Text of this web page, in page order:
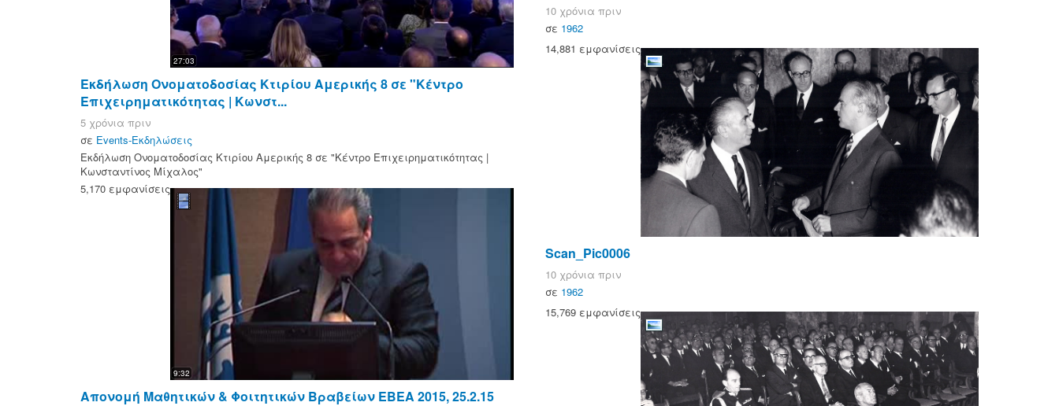
27:03
Eκδήλωση Ονοματοδοσίας Κτιρίου Αμερικής 8 σε "Κέντρο
Επιχειρηματικότητας | Κωνστ...
5 χρόνια πριν
σε Events-Εκδηλώσεις
Eκδήλωση Ονοματοδοσίας Κτιρίου Αμερικής 8 σε "Κέντρο Επιχειρηματικότητας |
Κωνσταντίνος Μίχαλος"
5,170 εμφανίσεις
9:32
Απονομή Μαθητικών & Φοιτητικών Βραβείων ΕΒΕΑ 2015, 25.2.15
10 χρόνια πριν
σε 1962
14,881 εμφανίσεις
Scan_Pic0006
10 χρόνια πριν
σε 1962
15,769 εμφανίσεις